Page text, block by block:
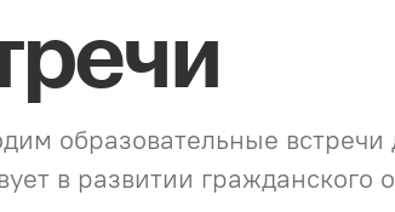
образовательные встречи
в развитии